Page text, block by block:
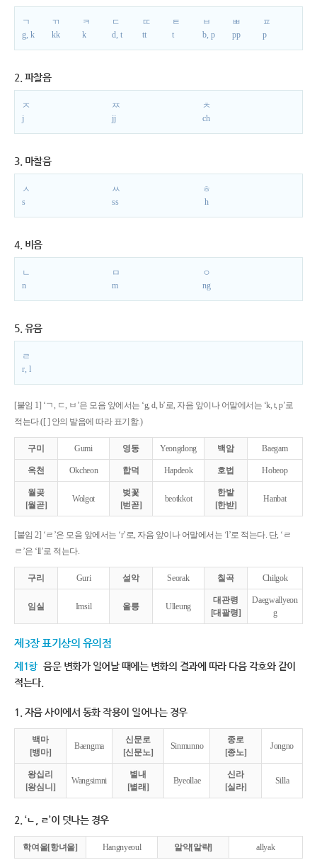
ㄱ
g, k
ㄲ
kk
ㅋ
k
ㄷ
d, t
ㄸ
tt
ㅌ
t
ㅂ
b, p
ㅃ
pp
ㅍ
p
2. 파찰음
ㅈ
j
ㅉ
jj
ㅊ
ch
3. 마찰음
ㅅ
s
ㅆ
ss
ㅎ
h
4. 비음
ㄴ
n
ㅁ
m
ㅇ
ng
5. 유음
ㄹ
r, l
[붙임 1] ‘ㄱ, ㄷ, ㅂ’은 모음 앞에서는 ‘g, d, b’로, 자음 앞이나 어말에서는 ‘k, t, p’로
적는다.([ ] 안의 발음에 따라 표기함.)
구미 Gumi 영동 Yeongdong 백암 Baegam
옥천 Okcheon 합덕 Hapdeok 호법 Hobeop
월곶
[월곧]
Wolgot
벚꽃
[벋꼳]
beotkkot
한밭
[한받]
Hanbat
[붙임 2] ‘ㄹ’은 모음 앞에서는 ‘r’로, 자음 앞이나 어말에서는 ‘l’로 적는다. 단, ‘ㄹ
ㄹ’은 ‘ll’로 적는다.
구리 Guri 설악 Seorak 칠곡 Chilgok
임실 Imsil 울릉 Ulleung
대관령
[대괄령]
Daegwallyeon
g
제3장 표기상의 유의점
제1항 음운 변화가 일어날 때에는 변화의 결과에 따라 다음 각호와 같이
적는다.
1. 자음 사이에서 동화 작용이 일어나는 경우
백마
[뱅마]
Baengma
신문로
[신문노]
Sinmunno
종로
[종노]
Jongno
왕십리
[왕심니]
Wangsimni
별내
[별래]
Byeollae
신라
[실라]
Silla
2. ‘ㄴ, ㄹ’이 덧나는 경우
학여울[항녀울] Hangnyeoul 알약[알략] allyak